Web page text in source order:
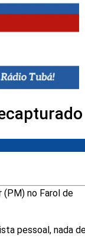
(PM) no Farol de
pessoal, nada